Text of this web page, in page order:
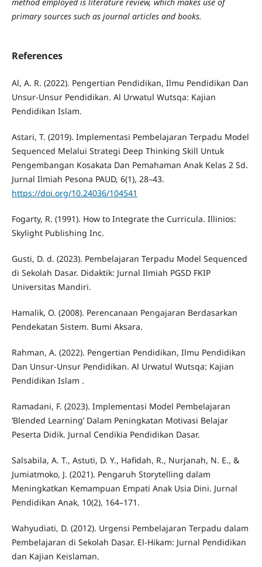
primary sources such as journal articles and books.
References
Al, A. R. (2022). Pengertian Pendidikan, Ilmu Pendidikan Dan
Unsur-Unsur Pendidikan. Al Urwatul Wutsqa: Kajian
Pendidikan Islam.
Astari, T. (2019). Implementasi Pembelajaran Terpadu Model
Sequenced Melalui Strategi Deep Thinking Skill Untuk
Pengembangan Kosakata Dan Pemahaman Anak Kelas 2 Sd.
Jurnal Ilmiah Pesona PAUD, 6(1), 28–43.
https://doi.org/10.24036/104541
Fogarty, R. (1991). How to Integrate the Curricula. Illinios:
Skylight Publishing Inc.
Gusti, D. d. (2023). Pembelajaran Terpadu Model Sequenced
di Sekolah Dasar. Didaktik: Jurnal Ilmiah PGSD FKIP
Universitas Mandiri.
Hamalik, O. (2008). Perencanaan Pengajaran Berdasarkan
Pendekatan Sistem. Bumi Aksara.
Rahman, A. (2022). Pengertian Pendidikan, Ilmu Pendidikan
Dan Unsur-Unsur Pendidikan. Al Urwatul Wutsqa: Kajian
Pendidikan Islam .
Ramadani, F. (2023). Implementasi Model Pembelajaran
‘Blended Learning’ Dalam Peningkatan Motivasi Belajar
Peserta Didik. Jurnal Cendikia Pendidikan Dasar.
Salsabila, A. T., Astuti, D. Y., Hafidah, R., Nurjanah, N. E., &
Jumiatmoko, J. (2021). Pengaruh Storytelling dalam
Meningkatkan Kemampuan Empati Anak Usia Dini. Jurnal
Pendidikan Anak, 10(2), 164–171.
Wahyudiati, D. (2012). Urgensi Pembelajaran Terpadu dalam
Pembelajaran di Sekolah Dasar. El-Hikam: Jurnal Pendidikan
dan Kajian Keislaman.